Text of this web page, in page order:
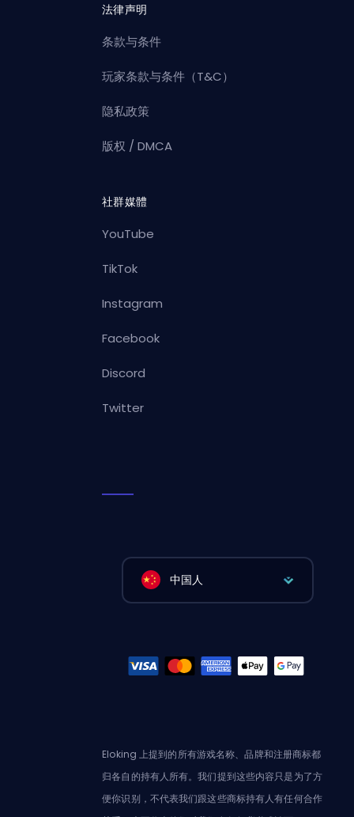
法律声明
条款与条件
玩家条款与条件（T&C）
隐私政策
版权 / DMCA
社群媒體
YouTube
TikTok
Instagram
Facebook
Discord
Twitter
中国人
Eloking 上提到的所有游戏名称、品牌和注册商标都
归各自的持有人所有。我们提到这些内容只是为了方
便你识别，不代表我们跟这些商标持有人有任何合作